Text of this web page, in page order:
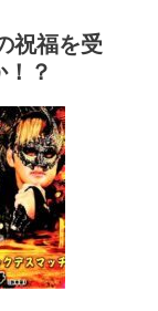
祝福を受
？